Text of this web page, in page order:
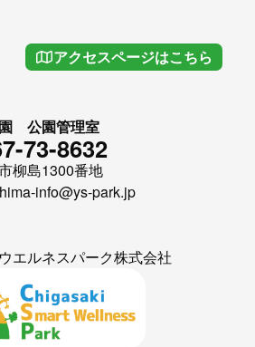
アクセスページはこちら
公園管理室
73-8632
柳島1300番地
info@ys-park.jp
エルネスパーク株式会社